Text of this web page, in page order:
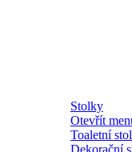
Stolky
Otevřít
Toaletní
Dekorační